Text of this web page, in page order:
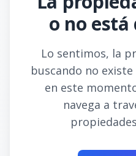
o no
Lo sentimos, la
buscando no
en este
navega a